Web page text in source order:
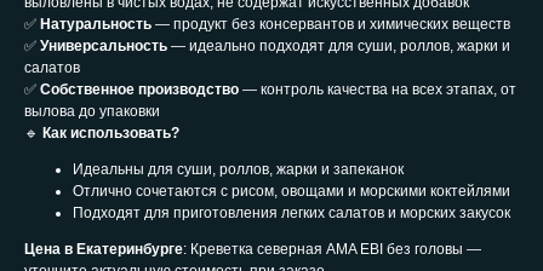
✅ Натуральность — продукт без консервантов и химических веществ
✅ Универсальность — идеально подходят для суши, роллов, жарки и
салатов
✅ Собственное производство — контроль качества на всех этапах, от
вылова до упаковки
🔹 Как использовать?
Идеальны для суши, роллов, жарки и запеканок
Отлично сочетаются с рисом, овощами и морскими коктейлями
Подходят для приготовления легких салатов и морских закусок
Цена в Екатеринбурге: Креветка северная AMA EBI без головы —